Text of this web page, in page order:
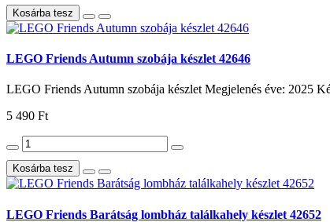
Kosárba tesz
LEGO Friends Autumn szobája készlet 42646
LEGO Friends Autumn szobája készlet Megjelenés éve: 2025
5 490 Ft
Kosárba tesz
LEGO Friends Barátság lombház találkahely készlet 42652